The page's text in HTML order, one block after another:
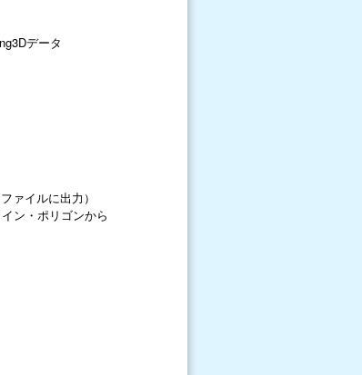
データ
ァイルに出力）
ン・ポリゴンから
上